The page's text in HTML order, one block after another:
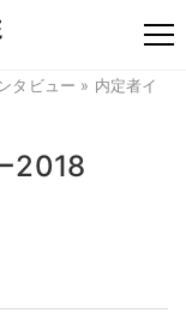
タビュー » 内定者イ
2018